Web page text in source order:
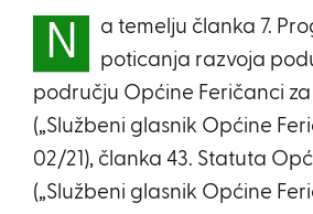
N
a temelju članka 7.
poticanja razvoja
području Općine Feričanci
(„Službeni glasnik Općine
02/21), članka 43. Statuta
(„Službeni glasnik Općine